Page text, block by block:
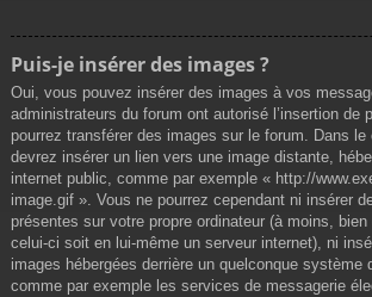
Puis-je insérer des images ?
Oui, vous pouvez insérer des images à vos
administrateurs du forum ont autorisé l’insertion de
pourrez transférer des images sur le forum. Dans
devrez insérer un lien vers une image distante,
internet public, comme par exemple « http://
image.gif ». Vous ne pourrez cependant ni insérer
présentes sur votre propre ordinateur (à moins,
celui-ci soit en lui-même un serveur internet), ni
images hébergées derrière un quelconque système
comme par exemple les services de messagerie